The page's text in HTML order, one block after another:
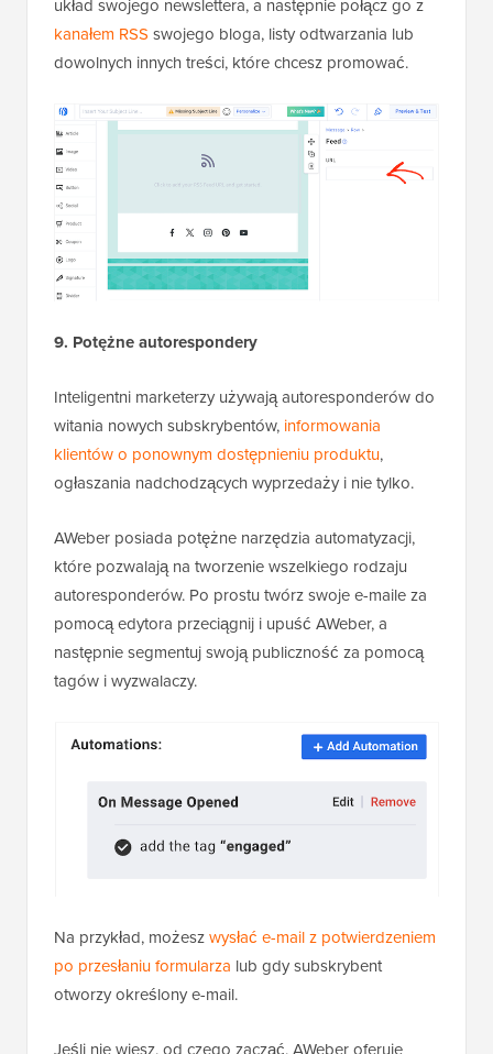
układ swojego newslettera, a następnie połącz go z
kanałem RSS swojego bloga, listy odtwarzania lub
dowolnych innych treści, które chcesz promować.
9. Potężne autorespondery
Inteligentni marketerzy używają autoresponderów do
witania nowych subskrybentów, informowania
klientów o ponownym dostępnieniu produktu,
ogłaszania nadchodzących wyprzedaży i nie tylko.
AWeber posiada potężne narzędzia automatyzacji,
które pozwalają na tworzenie wszelkiego rodzaju
autoresponderów. Po prostu twórz swoje e-maile za
pomocą edytora przeciągnij i upuść AWeber, a
następnie segmentuj swoją publiczność za pomocą
tagów i wyzwalaczy.
Na przykład, możeszwysłać e-mail z potwierdzeniem
po przesłaniu formularza lub gdy subskrybent
otworzy określony e-mail.
Jeśli nie wiesz, od czego zacząć, AWeber oferuje